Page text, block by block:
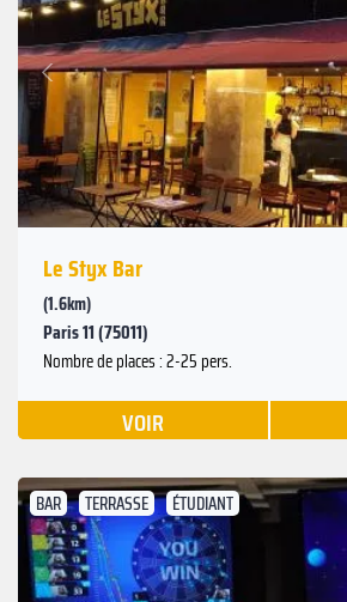
Précédent
Le Styx Bar
(1.6km)
Paris 11 (75011)
Nombre de places : 2-25 pers.
VOIR
BAR TERRASSE ÉTUDIANT